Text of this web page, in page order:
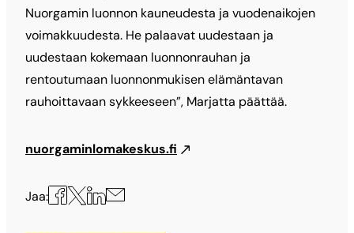
Nuorgamin luonnon kauneudesta ja vuodenaikojen
voimakkuudesta. He palaavat uudestaan ja
uudestaan kokemaan luonnonrauhan ja
rentoutumaan luonnonmukisen elämäntavan
rauhoittavaan sykkeeseen”, Marjatta päättää.
nuorgaminlomakeskus.fi
Jaa: Jaa
Facebookissa
Jaa
X:ssä
Jaa
LinkedInissä
Jaa
sähköpostilla